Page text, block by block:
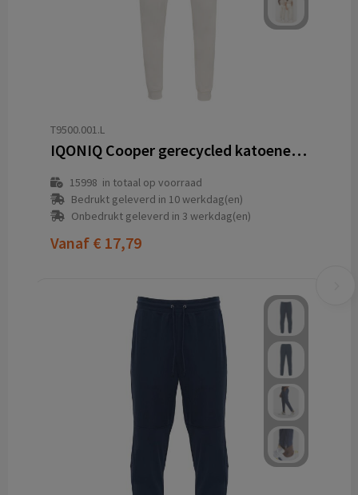
T9500.001.L
IQONIQ Cooper gerecycled katoenen joggingbroek
15998 in totaal op voorraad
Bedrukt geleverd in 10 werkdag(en)
Onbedrukt geleverd in 3 werkdag(en)
Vanaf € 17,79